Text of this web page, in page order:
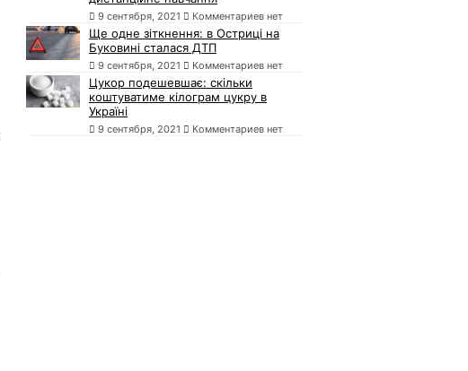
9 сентября, 2021 Комментариев нет
Ще одне зіткнення: в Остриці на
Буковині сталася ДТП
9 сентября, 2021 Комментариев нет
Цукор подешевшає: скільки
коштуватиме кілограм цукру в
Україні
9 сентября, 2021 Комментариев нет